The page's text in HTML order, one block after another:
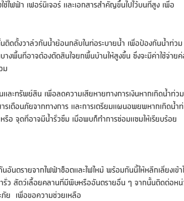
ไฟฟ้า เฟอร์นิเจอร์ และเอกสารสำคัญขึ้นไปไว้บนที่สูง เพื่อ
ติดตั้งวาล์วกันน้ำย้อนกลับในท่อระบายน้ำ เพื่อป้องกันน้ำท่วม
งพื้นที่อาจต้องตัดสินใจยกพื้นบ้านให้สูงขึ้น ซึ่งจะมีค่าใช้จ่าย
ม
ละทรัพย์สิน เพื่อลดความเสียหายทางการเงินหากเกิดน้ำท่วม
รเตือนภัยจากทางการ และการเตรียมแผนอพยพหากเกิดน้ำ
อ จุดที่อาจมีน้ำรั่วซึม เมื่อพบก็ทำการซ่อมแซมให้เรียบร้อย
นตรายจากไฟฟ้าช็อตและไฟไหม้ พร้อมกันนี้ให้หลีกเลี่ยงเข้า
ารั่ว สัตว์เลื้อยคลานที่มีพิษหรืออันตรายอื่น ๆ จากนั้นติดต่อห
ภัย เพื่อขอความช่วยเหลือ